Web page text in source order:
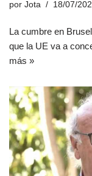
por Jota 18/07/
La cumbre en
que la UE va a
más »